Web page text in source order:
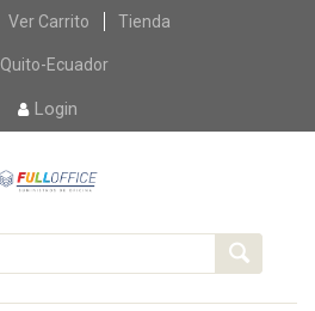
Skip
content
Ver Carrito Tienda
Quito-Ecuador
Login